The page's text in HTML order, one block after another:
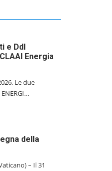
e Ddl
Energia
Le due
della
– Il 31